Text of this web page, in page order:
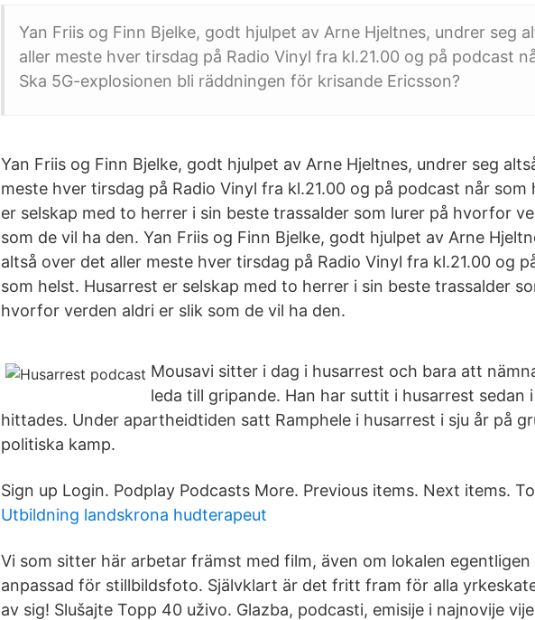
Yan Friis og Finn Bjelke, godt hjulpet av Arne Hjeltnes, undrer seg
aller meste hver tirsdag på Radio Vinyl fra kl.21.00 og på podcast
Ska 5G-explosionen bli räddningen för krisande Ericsson?
Yan Friis og Finn Bjelke, godt hjulpet av Arne Hjeltnes, undrer seg
meste hver tirsdag på Radio Vinyl fra kl.21.00 og på podcast når som
er selskap med to herrer i sin beste trassalder som lurer på hvorfor
som de vil ha den. Yan Friis og Finn Bjelke, godt hjulpet av Arne
altså over det aller meste hver tirsdag på Radio Vinyl fra kl.21.00 og
som helst. Husarrest er selskap med to herrer i sin beste trassalder
hvorfor verden aldri er slik som de vil ha den.
Mousavi sitter i dag i husarrest och bara att
leda till gripande. Han har suttit i husarrest sedan
hittades. Under apartheidtiden satt Ramphele i husarrest i sju år på
politiska kamp.
Sign up Login. Podplay Podcasts More. Previous items. Next items.
Utbildning landskrona hudterapeut
Vi som sitter här arbetar främst med film, även om lokalen egentligen
anpassad för stillbildsfoto. Självklart är det fritt fram för alla
av sig! Slušajte Topp 40 uživo. Glazba, podcasti, emisije i najnovije